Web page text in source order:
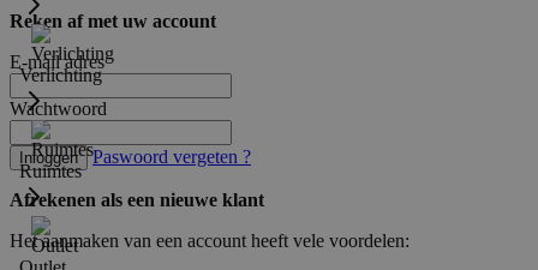
Verlichting
Ruimtes
Reken af met uw account
E-mail adres
Wachtwoord
Inloggen Paswoord vergeten ?
Afrekenen als een nieuwe klant
Het aanmaken van een account heeft vele voordelen: